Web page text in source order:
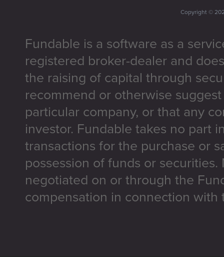
Copyright ©
Fundable is a software as a
registered broker-dealer and
the raising of capital through
recommend or otherwise
particular company, or that any
investor. Fundable takes no part
transactions for the purchase or
possession of funds or
negotiated on or through the
compensation in connection with